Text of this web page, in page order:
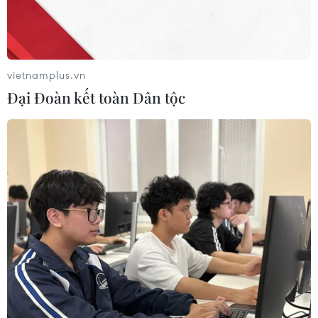
liên tiếp
28/07/2026 01:50
Nile gia tăng khắp châu Âu
26/07/2026 09:18
đỉnh 30 năm do tỷ lệ tiêm
chủng giảm
24/07/2026 23:59
vietnamplus.vn
Đại Đoàn kết toàn Dân tộc